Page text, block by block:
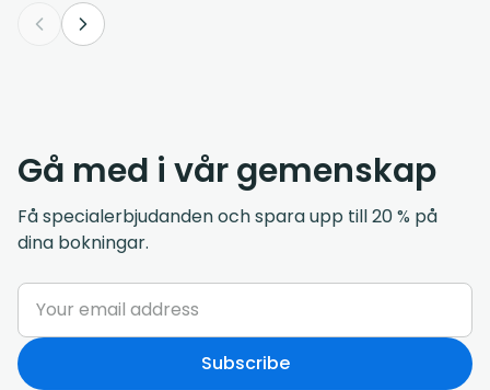
Gå med i vår gemenskap
Få specialerbjudanden och spara upp till 20 % på
dina bokningar.
Subscribe